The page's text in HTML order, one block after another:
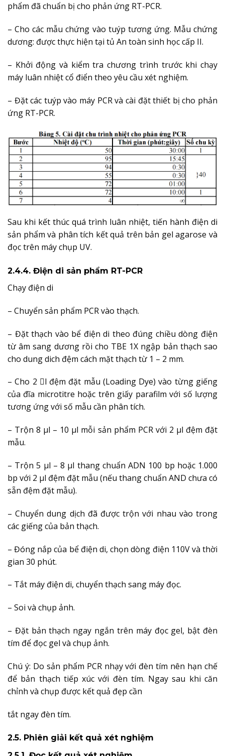
phẩm đã chuẩn bị cho phản ứng RT-PCR.
– Cho các mẫu chứng vào tuýp tương ứng. Mẫu chứng
dương: được thực hiện tại tủ An toàn sinh học cấp II.
– Khởi động và kiểm tra chương trình trước khi chạy
máy luân nhiệt cổ điển theo yêu cầu xét nghiệm.
– Đặt các tuýp vào máy PCR và cài đặt thiết bị cho phản
ứng RT-PCR.
Sau khi kết thúc quá trình luân nhiệt, tiến hành điện di
sản phẩm và phân tích kết quả trên bản gel agarose và
đọc trên máy chụp UV.
2.4.4. Điện di sản phẩm RT-PCR
Chạy điện di
– Chuyển sản phẩm PCR vào thạch.
– Đặt thạch vào bể điện di theo đúng chiều dòng điện
từ âm sang dương rồi cho TBE 1X ngập bản thạch sao
cho dung dich đệm cách mặt thạch từ 1 – 2 mm.
– Cho 2 l đệm đặt mẫu (Loading Dye) vào từng giếng
của đĩa microtitre hoặc trên giấy parafilm với số lượng
tương ứng với số mẫu cần phân tích.
– Trộn 8 µl – 10 µl mỗi sản phẩm PCR với 2 µl đệm đặt
mẫu.
– Trộn 5 µl – 8 µl thang chuẩn ADN 100 bp hoặc 1.000
bp với 2 µl đệm đặt mẫu (nếu thang chuẩn AND chưa có
sẵn đệm đặt mẫu).
– Chuyển dung dịch đã được trộn với nhau vào trong
các giếng của bản thạch.
– Đóng nắp của bể điện di, chọn dòng điện 110V và thời
gian 30 phút.
– Tắt máy điện di, chuyển thạch sang máy đọc.
– Soi và chụp ảnh.
– Đặt bản thạch ngay ngắn trên máy đọc gel, bật đèn
tím để đọc gel và chụp ảnh.
Chú ý: Do sản phẩm PCR nhạy với đèn tím nên hạn chế
để bản thạch tiếp xúc với đèn tím. Ngay sau khi căn
chỉnh và chụp được kết quả đẹp cần
tắt ngay đèn tím.
2.5. Phiên giải kết quả xét nghiệm